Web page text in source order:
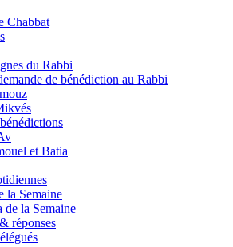
Chabbat
du Rabbi
de bénédiction au Rabbi
et Batia
la Semaine
de la Semaine
réponses